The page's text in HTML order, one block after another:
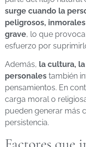
surge cuando la
peligrosos,
grave, lo que
esfuerzo por
Además, la cultura,
personales también
pensamientos. En
carga moral o
pueden generar más
persistencia.